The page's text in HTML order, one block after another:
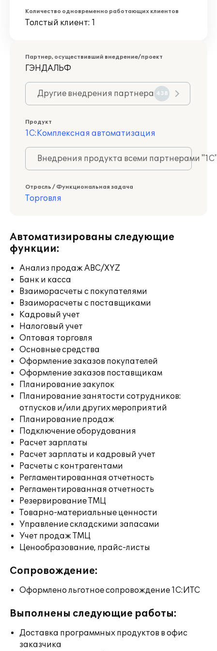
Количество одновременно работающих клиентов
Толстый клиент: 1
Партнер, осуществивший внедрение/проект
ГЭНДАЛЬФ
Другие внедрения партнера 438
Продукт
1С:Комплексная автоматизация
Внедрения продукта всеми партнерами
Отрасль / Функциональная задача
Торговля
Автоматизированы следующие
функции:
Анализ продаж ABC/XYZ
Банк и касса
Взаиморасчеты с покупателями
Взаиморасчеты с поставщиками
Кадровый учет
Налоговый учет
Оптовая торговля
Основные средства
Оформление заказов покупателей
Оформление заказов поставщикам
Планирование закупок
Планирование занятости сотрудников:
отпусков и/или других мероприятий
Планирование продаж
Подключение оборудования
Расчет зарплаты
Расчет зарплаты и кадровый учет
Расчеты с контрагентами
Регламентированная отчетность
Регламентированная отчетность
Резервирование ТМЦ
Товарно-материальные ценности
Управление складскими запасами
Учет продаж ТМЦ
Ценообразование, прайс-листы
Сопровождение:
Оформлено льготное сопровождение 1С:ИТС
Выполнены следующие работы:
Доставка программных продуктов в офис
заказчика